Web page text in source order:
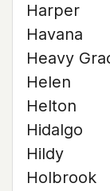
Harper
Havana
Heavy
Helen
Helton
Hidalgo
Hildy
Holbrook